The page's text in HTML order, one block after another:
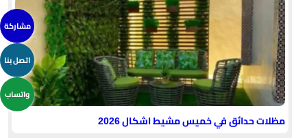
مظلات حدائق في خميس مشيط اشكال 2026
مشاركة
اتصل بنا
واتساب